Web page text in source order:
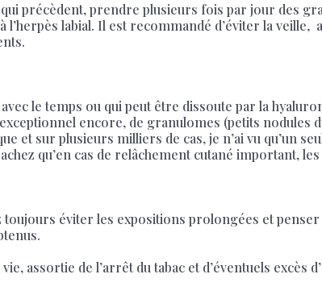
précèdent, prendre plusieurs fois par jour des
l’herpès labial. Il est recommandé d’éviter la
le temps ou qui peut être dissoute par la
encore, de granulomes (petits nodules
et sur plusieurs milliers de cas, je n’ai vu qu’un
qu’en cas de relâchement cutané important,
éviter les expositions prolongées et penser
assortie de l’arrêt du tabac et d’éventuels excès